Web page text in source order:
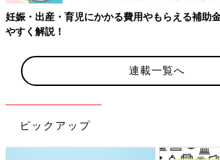
児にかかる費用やもらえる補助金・助成金をわ
連載一覧へ
ピックアップ